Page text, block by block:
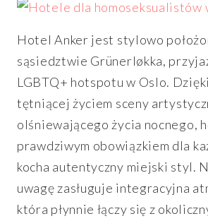
Hotel Anker jest stylowo
sąsiedztwie Grünerløkka,
LGBTQ+ hotspotu w Oslo.
tętniącej życiem sceny
olśniewającego życia nocnego,
prawdziwym obowiązkiem dla
kocha autentyczny miejski styl.
uwagę zasługuje integracyjna
która płynnie łączy się z